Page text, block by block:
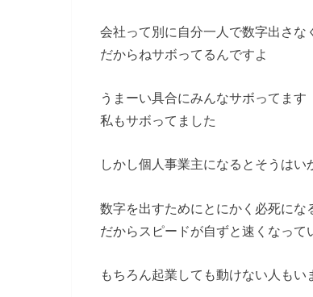
会社って別に自分一人で数字出さ
だからねサボってるんですよ
うまーい具合にみんなサボってます
私もサボってました
しかし個人事業主になるとそうはい
数字を出すためにとにかく必死にな
だからスピードが自ずと速くなって
もちろん起業しても動けない人もい